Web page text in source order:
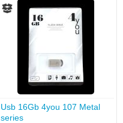
Usb 16Gb 4you 107 Metal
series